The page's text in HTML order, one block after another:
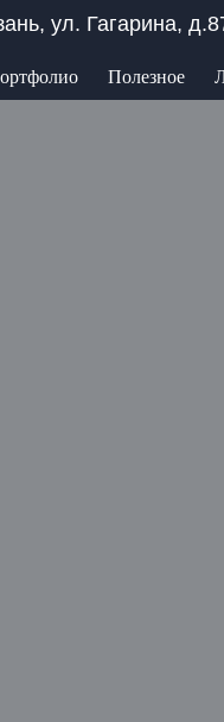
ул. Гагарина,
Полезное